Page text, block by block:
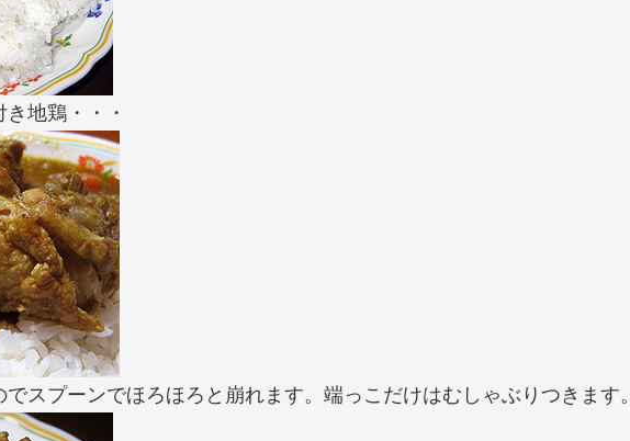
地鶏・・・
スプーンでほろほろと崩れます。端っこだけはむしゃぶりつきます。